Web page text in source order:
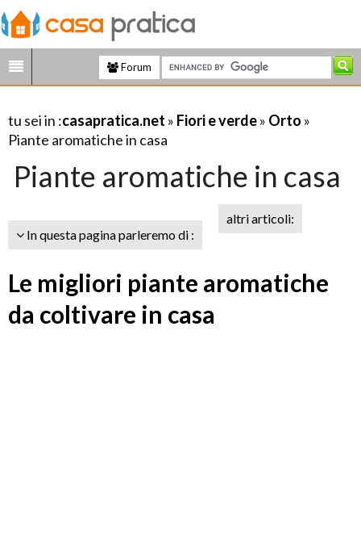
Forum
tu sei in :casapratica.net » Fiori e verde» Orto »
Piante aromatiche in casa
Piante aromatiche in casa
In questa pagina parleremo di :
altri articoli:
Le migliori piante aromatiche
da coltivare in casa